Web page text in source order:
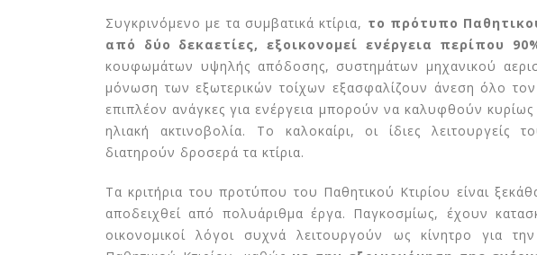
Συγκρινόμενο με τα συμβατικά κτίρια, το πρότυπο
από δύο δεκαετίες, εξοικονομεί ενέργεια περίπου
κουφωμάτων υψηλής απόδοσης, συστημάτων μηχανικού
μόνωση των εξωτερικών τοίχων εξασφαλίζουν άνεση όλο
επιπλέον ανάγκες για ενέργεια μπορούν να καλυφθούν
ηλιακή ακτινοβολία. Το καλοκαίρι, οι ίδιες
διατηρούν δροσερά τα κτίρια.
Τα κριτήρια του προτύπου του Παθητικού Κτιρίου είναι
αποδειχθεί από πολυάριθμα έργα. Παγκοσμίως, έχουν
οικονομικοί λόγοι συχνά λειτουργούν ως κίνητρο για
Στη Ρόδο η 2η Ετήσια
Σύνοδος Κορυφής του
Smart Energy Cluster
10 Ιουλίου 2026
Ευρωπαίοι εταίροι στην
Κηφισιά για την
έργου NEW EPOCH
1 Ιουλίου 2026
Γενική
20 Ιουνίου
Μια